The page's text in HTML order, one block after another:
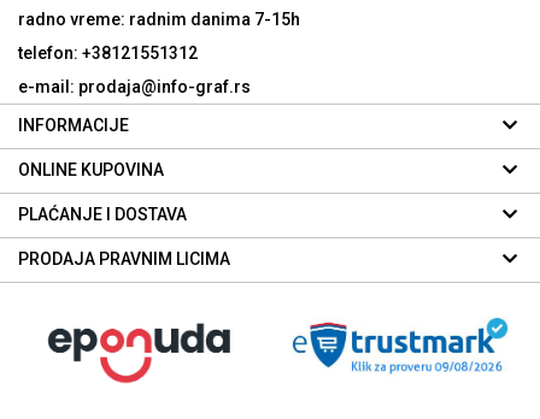
radno vreme: radnim danima 7-15h
telefon: +38121551312
e-mail: prodaja@info-graf.rs
INFORMACIJE
ONLINE KUPOVINA
PLAĆANJE I DOSTAVA
PRODAJA PRAVNIM LICIMA